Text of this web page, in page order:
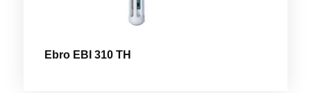
Ebro EBI 310 TH